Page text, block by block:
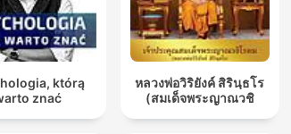
którą
znać
หลวงพ่อวิริยังค์ สิรินฺธโร
(สมเด็จพระญาณวชิ